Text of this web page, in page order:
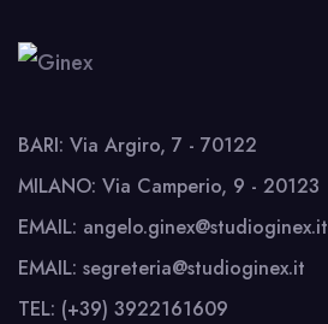
BARI: Via Argiro, 7 - 70122
MILANO: Via Camperio, 9 - 20123
EMAIL: angelo.ginex@studioginex.it
EMAIL: segreteria@studioginex.it
TEL: (+39) 3922161609